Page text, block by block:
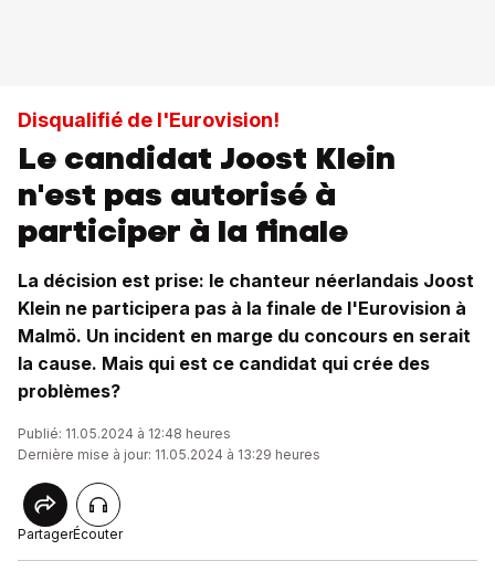
Disqualifié de l'Eurovision!
Le candidat Joost Klein
n'est pas autorisé à
participer à la finale
La décision est prise: le chanteur néerlandais Joost
Klein ne participera pas à la finale de l'Eurovision à
Malmö. Un incident en marge du concours en serait
la cause. Mais qui est ce candidat qui crée des
problèmes?
Publié: 11.05.2024 à 12:48 heures
Dernière mise à jour: 11.05.2024 à 13:29 heures
PartagerÉcouter